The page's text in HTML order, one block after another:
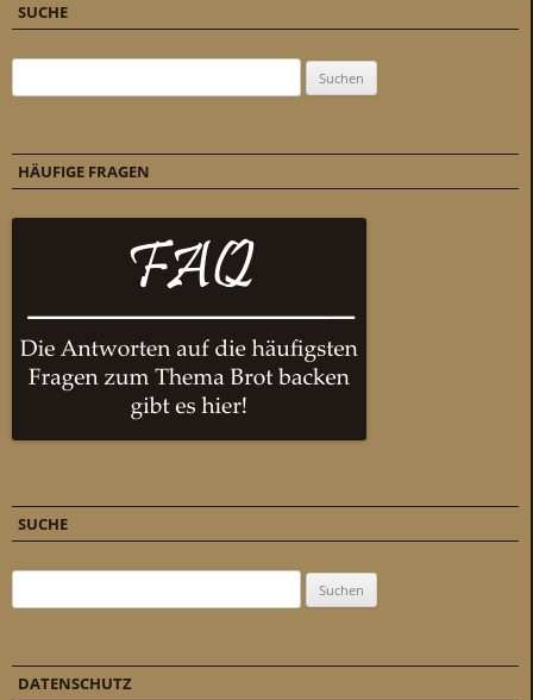
SUCHE
HÄUFIGE FRAGEN
SUCHE
DATENSCHUTZ